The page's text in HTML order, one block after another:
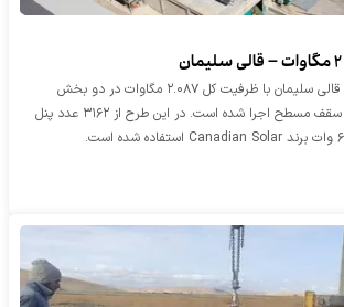
پروژه نیروگاه خورشیدی قالی سلیمان با ظرفیت کل ۲.۰۸۷ مگاوات در دو بخش
سقف شیروانی سوله و سقف مسطح اجرا شده است. در این طرح از ۳۱۶۲ عدد پنل